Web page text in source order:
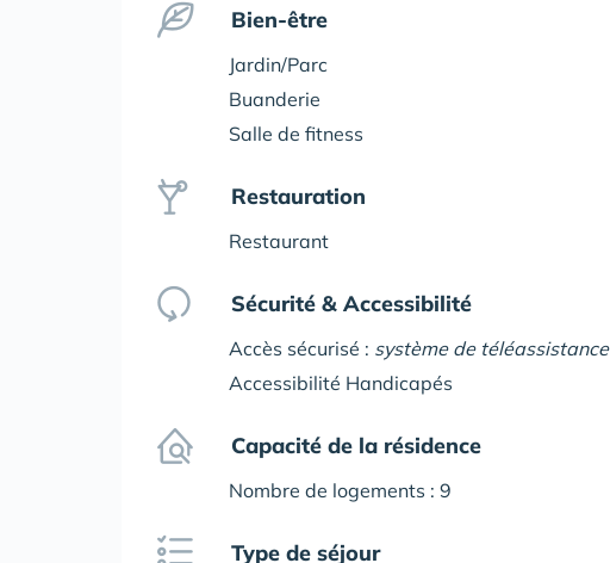
Bien-être
Jardin/Parc
Buanderie
Salle de fitness
Restauration
Restaurant
Sécurité & Accessibilité
Accès sécurisé : système de téléassistance
Accessibilité Handicapés
Capacité de la résidence
Nombre de logements : 9
Type de séjour